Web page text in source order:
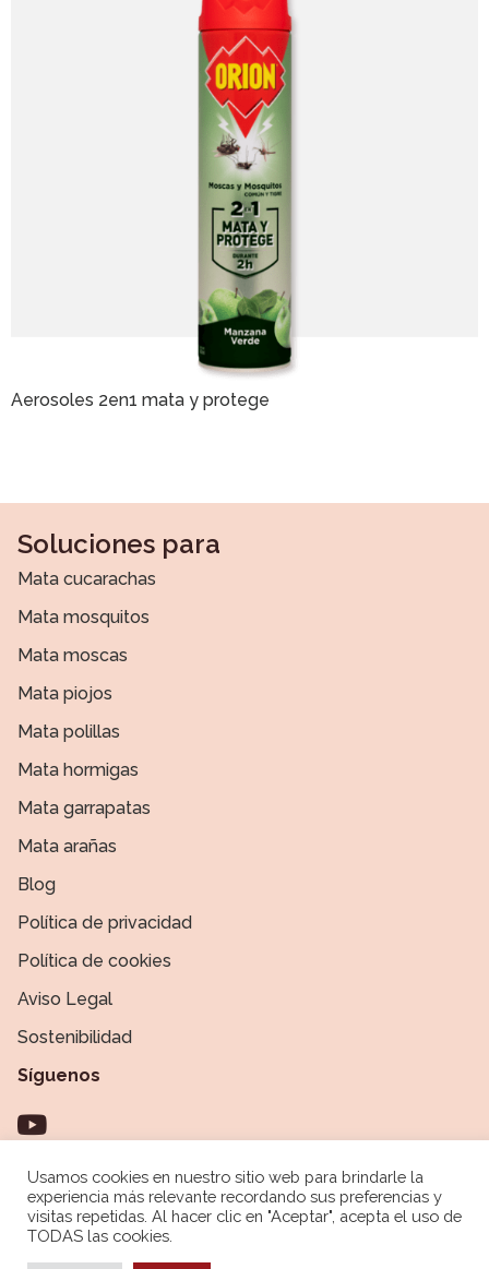
Aerosoles 2en1 mata y protege
Soluciones para
Mata cucarachas
Mata mosquitos
Mata moscas
Mata piojos
Mata polillas
Mata hormigas
Mata garrapatas
Mata arañas
Blog
Política de privacidad
Política de cookies
Aviso Legal
Sostenibilidad
Síguenos
@2022 Orion – Grupo AC Marca
Usamos cookies en nuestro sitio web para brindarle la
experiencia más relevante recordando sus preferencias y
visitas repetidas. Al hacer clic en "Aceptar", acepta el uso de
TODAS las cookies.